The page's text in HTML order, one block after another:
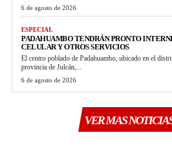
6 de agosto de 2026
ESPECIAL
PADAHUAMBO TENDRÁN PRONTO
CELULAR Y OTROS SERVICIOS
El centro poblado de Padahuambo, ubicado en el
provincia de Julcán,...
6 de agosto de 2026
VER MAS